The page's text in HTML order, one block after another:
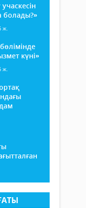
болады?»
ж.
күні»
ж.